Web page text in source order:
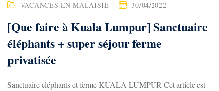
VACANCES EN MALAISIE 30/04/2022
[Que faire à Kuala Lumpur] Sanctuaire
éléphants + super séjour ferme
privatisée
Sanctuaire éléphants et ferme KUALA LUMPUR Cet article est